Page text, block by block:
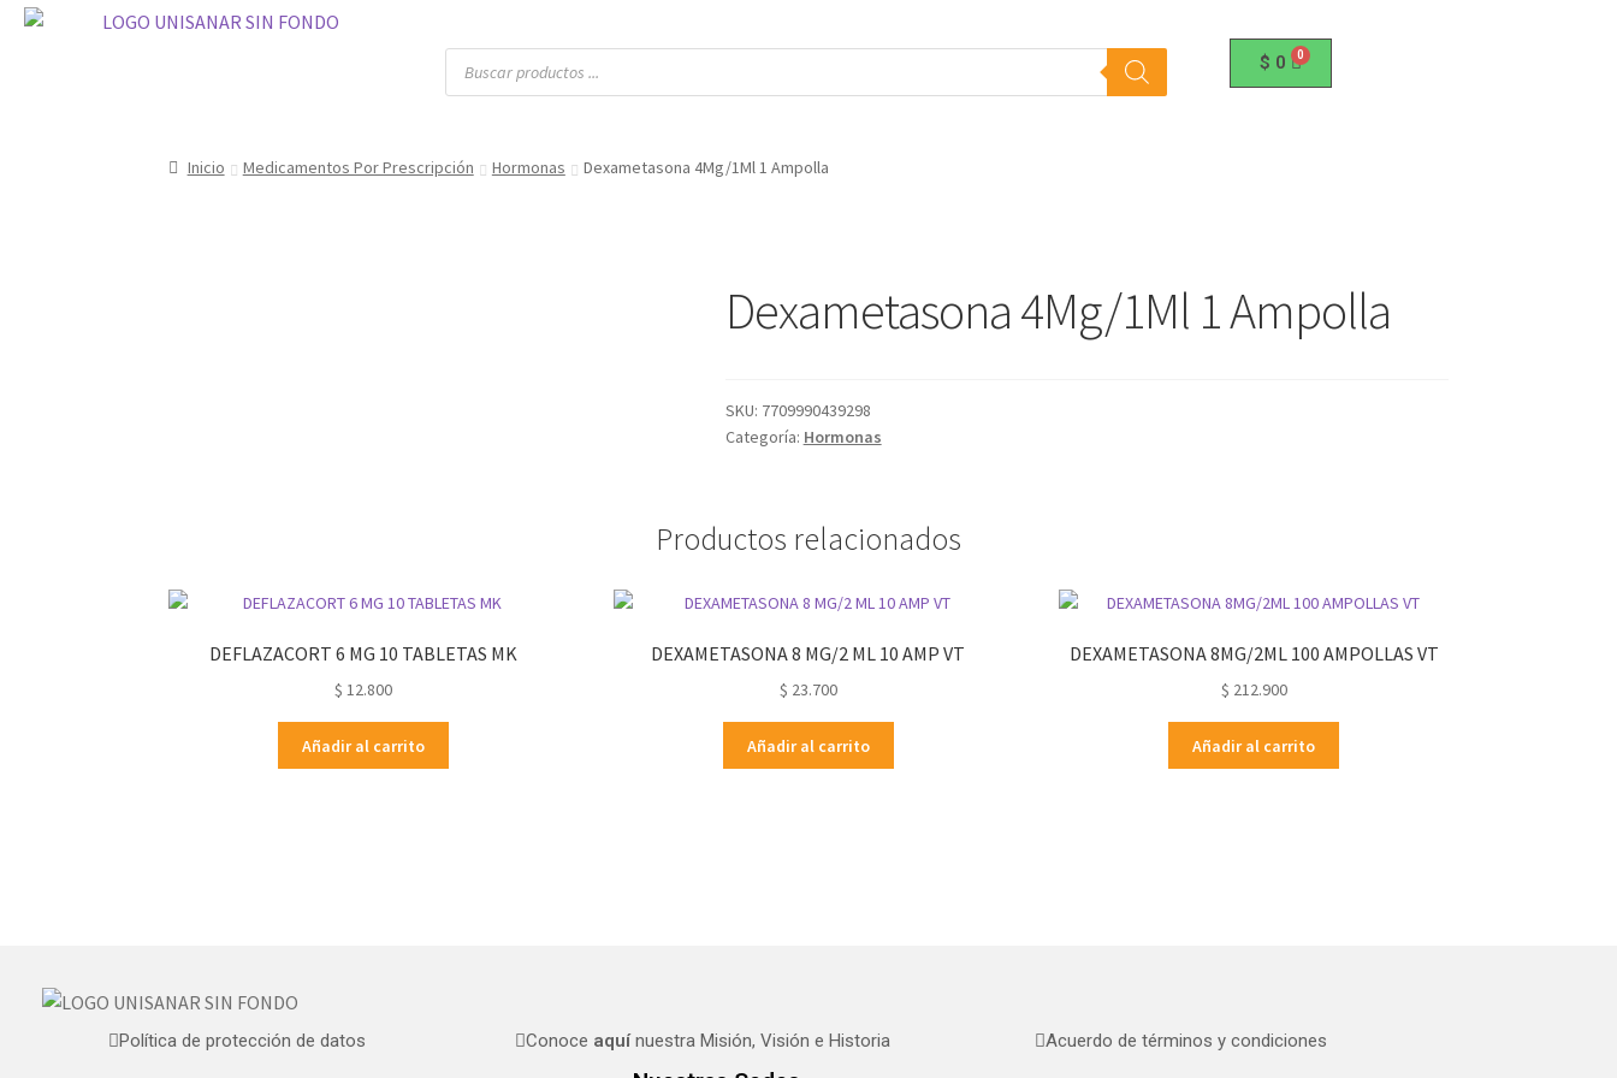
$ 0
Inicio Medicamentos Por Prescripción Hormonas Dexametasona 4Mg/1Ml 1 Ampolla
Dexametasona 4Mg/1Ml 1 Ampolla
SKU: 7709990439298
Categoría: Hormonas
Productos relacionados
DEFLAZACORT 6 MG 10 TABLETAS MK
$ 12.800
Añadir al carrito
DEXAMETASONA 8 MG/2 ML 10 AMP VT
$ 23.700
Añadir al carrito
DEXAMETASONA 8MG/2ML 100 AMPOLLAS VT
$ 212.900
Añadir al carrito
Política de protección de datos Conoce aquínuestra Misión, Visión e Historia Acuerdo de términos y condiciones